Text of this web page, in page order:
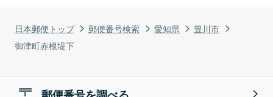
日本郵便トップ 郵便番号検索 愛知県
豊川市
御津町赤根堤下